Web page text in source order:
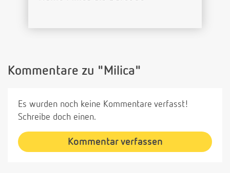
Kommentare zu "Milica"
Es wurden noch keine Kommentare verfasst!
Schreibe doch einen.
Kommentar verfassen